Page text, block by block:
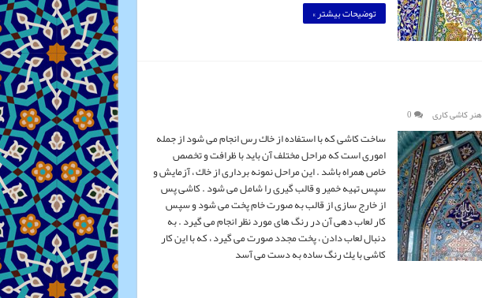
توضیحات بیشتر »
هنر کاشی کاری 0
ساخت كاشی كه با استفاده از خاك رس انجام می شود از جمله
اموری است كه مراحل مختلف آن باید با ظرافت و تخصص
خاص همراه باشد . این مراحل نمونه برداری از خاك ، آزمایش و
سپس تهیه خمیر و قالب گیری را شامل می شود . كاشی پس
از خارج سازی از قالب به صورت خام پخت می شود و سپس
كار لعاب دهی آن در رنگ های مورد نظر انجام می گیرد . به
دنبال لعاب دادن ، پخت مجدد صورت می گیرد ، كه با این كار
كاشی با یك رنگ ساده به دست می آسد